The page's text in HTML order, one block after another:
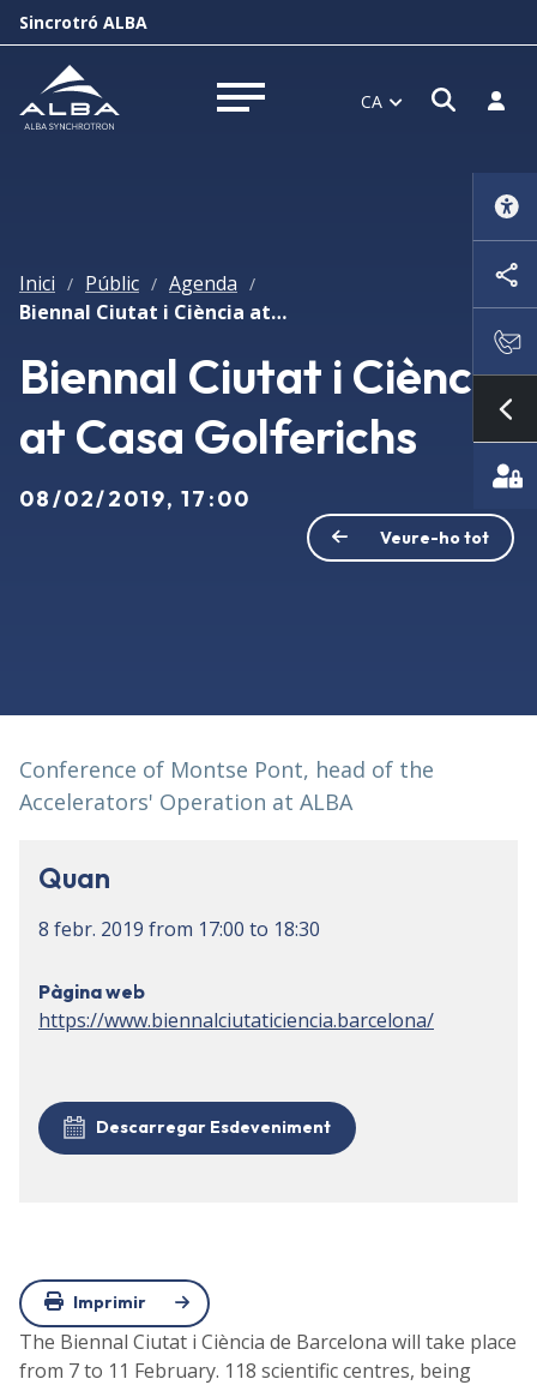
Sincrotró ALBA
Obrir menú CA Obrir
Inici / Públic / Agenda /
Biennal Ciutat i Ciència at Casa Golferichs
Biennal Ciutat i Ciència
at Casa Golferichs
08/02/2019, 17:00
Veure-ho tot
Conference of Montse Pont, head of the
Accelerators' Operation at ALBA
Quan
8 febr. 2019 from 17:00 to 18:30
Pàgina web
https://www.biennalciutaticiencia.barcelona/
Descarregar Esdeveniment
Imprimir
The Biennal Ciutat i Ciència de Barcelona will take place
from 7 to 11 February. 118 scientific centres, being